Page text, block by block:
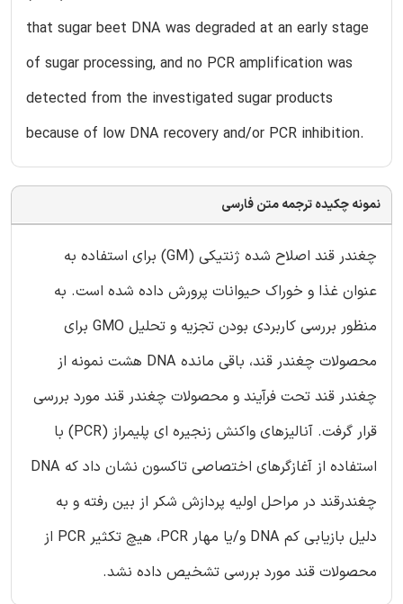
that sugar beet DNA was degraded at an early stage
of sugar processing, and no PCR amplification was
detected from the investigated sugar products
because of low DNA recovery and/or PCR inhibition.
نمونه چکیده ترجمه متن فارسی
چغندر قند اصلاح شده ژنتیکی (GM) برای استفاده به
عنوان غذا و خوراک حیوانات پرورش داده شده است. به
منظور بررسی کاربردی بودن تجزیه و تحلیل GMO برای
محصولات چغندر قند، باقی مانده DNA هشت نمونه از
چغندر قند تحت فرآیند و محصولات چغندر قند مورد بررسی
قرار گرفت. آنالیزهای واکنش زنجیره ای پلیمراز (PCR) با
استفاده از آغازگرهای اختصاصی تاکسون نشان داد که DNA
چغندرقند در مراحل اولیه پردازش شکر از بین رفته و به
دلیل بازیابی کم DNA و/یا مهار PCR، هیچ تکثیر PCR از
محصولات قند مورد بررسی تشخیص داده نشد.